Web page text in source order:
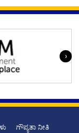
›
ಗೌಪ್ಯತಾ ನೀತಿ